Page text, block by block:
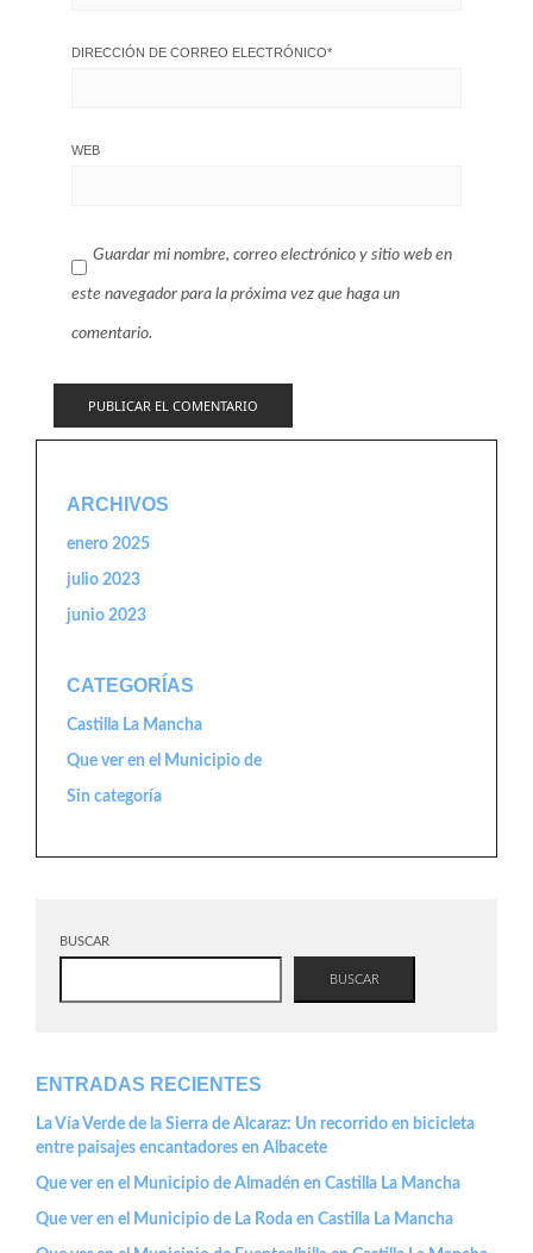
DIRECCIÓN DE CORREO ELECTRÓNICO*
WEB
Guardar mi nombre, correo electrónico y sitio web en
este navegador para la próxima vez que haga un
comentario.
ARCHIVOS
enero 2025
julio 2023
junio 2023
CATEGORÍAS
Castilla La Mancha
Que ver en el Municipio de
Sin categoría
BUSCAR
BUSCAR
ENTRADAS RECIENTES
La Vía Verde de la Sierra de Alcaraz: Un recorrido en bicicleta
entre paisajes encantadores en Albacete
Que ver en el Municipio de Almadén en Castilla La Mancha
Que ver en el Municipio de La Roda en Castilla La Mancha